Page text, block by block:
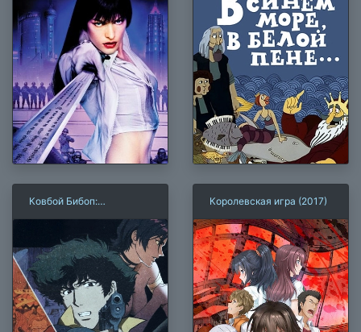
Ковбой Бибоп:
Королевская игра (2017)